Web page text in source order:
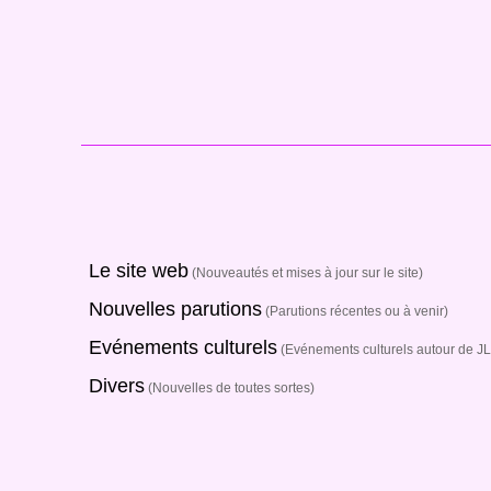
Le site web (Nouveautés et mises à jour sur le site)
Nouvelles parutions (Parutions récentes ou à venir)
Evénements culturels (Evénements culturels autour de
Divers (Nouvelles de toutes sortes)